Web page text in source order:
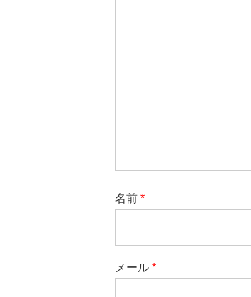
名前 *
メール *